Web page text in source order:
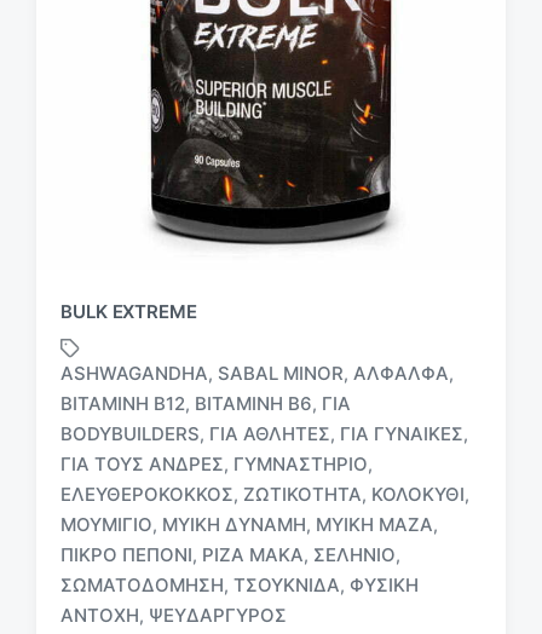
BULK EXTREME
Μ
ε
ε
ι
κ
ASHWAGANDHA, SABAL MINOR, ΑΛΦΆΛΦΑ,
ΒΙΤΑΜΊΝΗ B12, ΒΙΤΑΜΊΝΗ Β6, ΓΙΑ
BODYBUILDERS, ΓΙΑ ΑΘΛΗΤΈΣ, ΓΙΑ ΓΥΝΑΊΚΕΣ,
ΓΙΑ ΤΟΥΣ ΆΝΔΡΕΣ, ΓΥΜΝΑΣΤΉΡΙΟ,
ΕΛΕΥΘΕΡΌΚΟΚΚΟΣ, ΖΩΤΙΚΌΤΗΤΑ, ΚΟΛΟΚΎΘΙ,
ΜΟΥΜΙΓΙΟ, ΜΥΙΚΉ ΔΎΝΑΜΗ, ΜΥΙΚΉ ΜΆΖΑ,
ΠΙΚΡΌ ΠΕΠΌΝΙ, ΡΊΖΑ ΜΆΚΑ, ΣΕΛΉΝΙΟ,
ΣΩΜΑΤΟΔΌΜΗΣΗ, ΤΣΟΥΚΝΊΔΑ, ΦΥΣΙΚΉ
ΑΝΤΟΧΉ, ΨΕΥΔΆΡΓΥΡΟΣ